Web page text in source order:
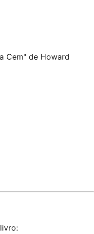
Cem" de Howard